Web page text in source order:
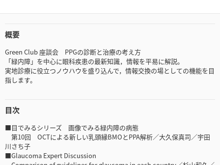
概要
Green Club 座談会 PPGの診断と治療の考え方
「緑内障」を中心に眼科疾患の最新知識，情報を平易に解説。
実地診療に役立つノウハウを盛り込んで，情報交換の場としての機能を目
指します。
目次
■目でみるシリーズ 画像でみる緑内障の病態
第10回 OCTによる新しい乳頭縁BMOとPPA解析／大久保真司／宇田
川さち子
■Glaucoma Expert Discussion